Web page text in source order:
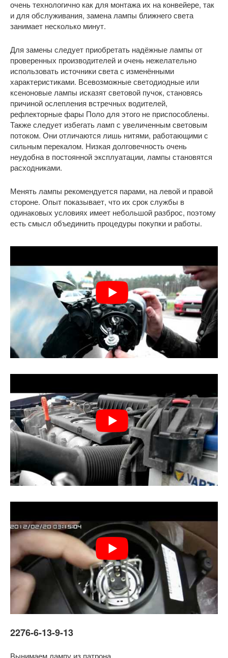
очень технологично как для монтажа их на конвейере, так
и для обслуживания, замена лампы ближнего света
занимает несколько минут.
Для замены следует приобретать надёжные лампы от
проверенных производителей и очень нежелательно
использовать источники света с изменёнными
характеристиками. Всевозможные светодиодные или
ксеноновые лампы исказят световой пучок, становясь
причиной ослепления встречных водителей,
рефлекторные фары Поло для этого не приспособлены.
Также следует избегать ламп с увеличенным световым
потоком. Они отличаются лишь нитями, работающими с
сильным перекалом. Низкая долговечность очень
неудобна в постоянной эксплуатации, лампы становятся
расходниками.
Менять лампы рекомендуется парами, на левой и правой
стороне. Опыт показывает, что их срок службы в
одинаковых условиях имеет небольшой разброс, поэтому
есть смысл объединить процедуры покупки и работы.
2276-6-13-9-13
Вынимаем лампу из патрона.